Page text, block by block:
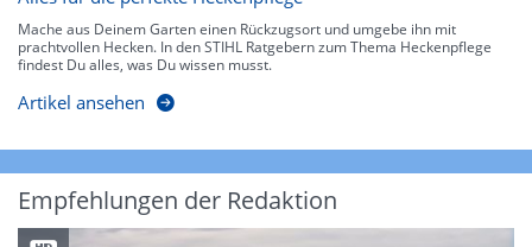
Mache aus Deinem Garten einen Rückzugsort und umgebe ihn mit
prachtvollen Hecken. In den STIHL Ratgebern zum Thema Heckenpflege
findest Du alles, was Du wissen musst.
Artikel ansehen
Empfehlungen der Redaktion